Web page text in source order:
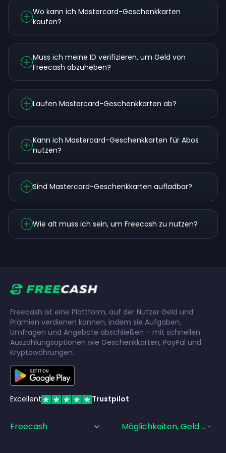
Wo kann ich Mastercard-Geschenkkarten
kaufen?
Muss ich meine ID verifizieren, um Geld von
Freecash abzuheben?
Laufen Mastercard-Geschenkkarten ab?
Kann ich Mastercard-Geschenkkarten für Abos
nutzen?
Sind Mastercard-Geschenkkarten aufladbar?
Wie alt muss ich sein, um Freecash zu nutzen?
Freecash ist eine Plattform, auf der Nutzer Geld und
Prämien verdienen können, indem sie Aufgaben,
Umfragen und Angebote abschließen – mit schnellen
Auszahlungsoptionen wie Geschenkkarten, PayPal und
Kryptowährungen.
Excellent Trustpilot
Freecash Möglichkeiten, Geld Zu